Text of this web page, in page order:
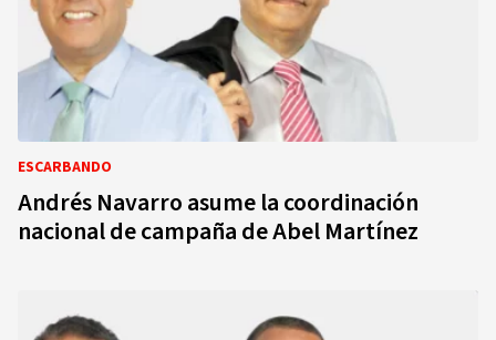
ESCARBANDO
Andrés Navarro asume la coordinación
nacional de campaña de Abel Martínez